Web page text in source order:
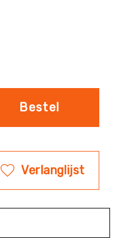
Bestel
Verlanglijst